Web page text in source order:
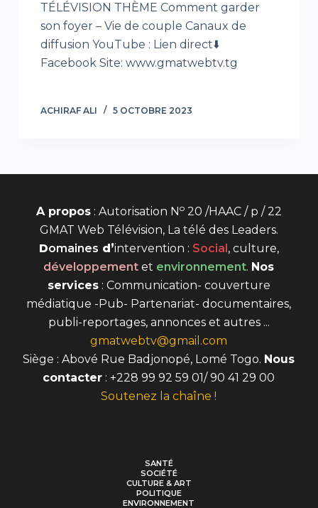
TÉLÉVISION THÈME Comment garder
son foyer – Vie de couple Canaux de
diffusion YouTube : Lien direct⬇️
Facebook Site: www.gmatwebtv.tg
ACHIRAF ALI 5 OCTOBRE 2023
A propos: Autorisation N o20 /HAAC / p / 22
GMAT Web Télévision, La télé des Leaders.
Domaines d’intervention : Social , culture,
développement et environnement. Nos
services: Communication- couverture
médiatique -Pub- Partenariat- documentaires,
publi-reportages, annonces et autres ...
gmatwebtv@gmail.com
Siège : Abové Rue Badjonopé, Lomé Togo. Nous
contacter : +228 99 92 59 01/ 90 41 29 00
Soutenez la chaîne !
SANTÉ
SOCIÉTÉ
CULTURE & ART
POLITIQUE
ENVIRONNEMENT